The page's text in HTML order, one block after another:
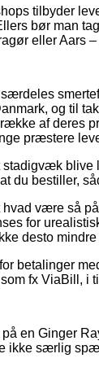
tilbyder
bør man
eller Aars
og til
af deres
præstere
stadigvæk blive
du bestiller,
være så
for
desto
betalinger
fx ViaBill, i
en Ginger
ikke særlig